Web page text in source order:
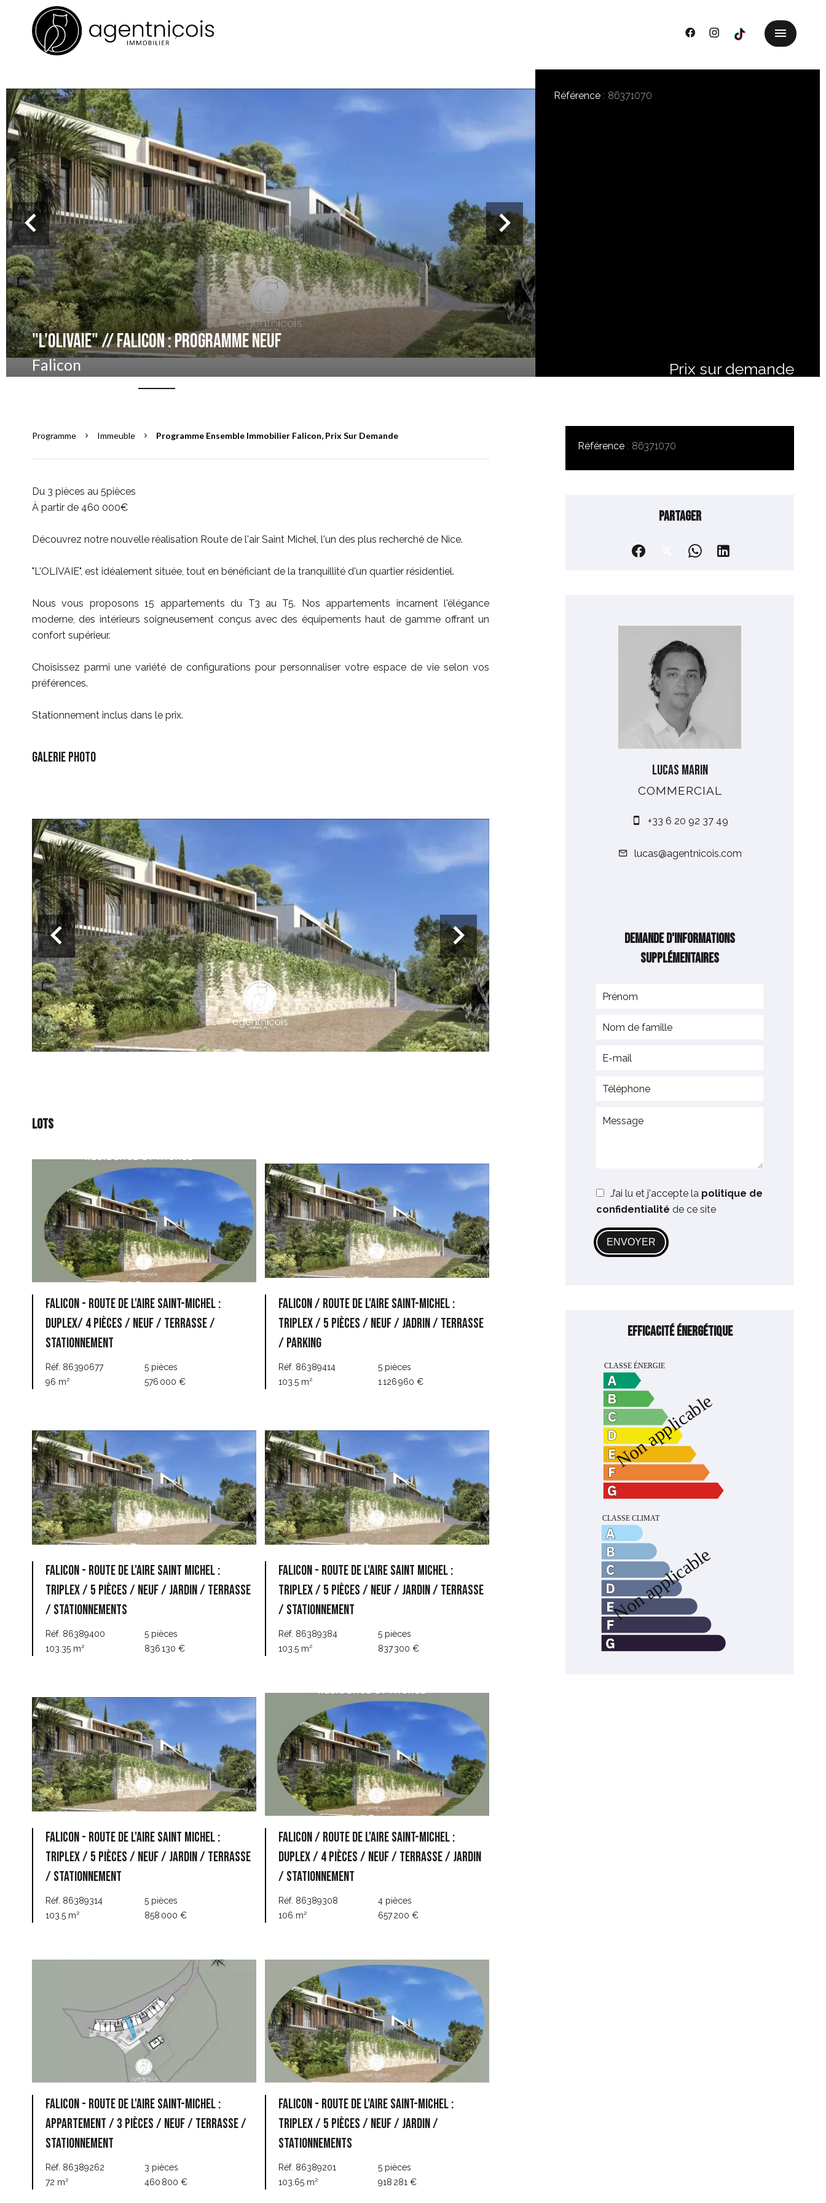
"L'OLIVAIE" // FALICON : PROGRAMME NEUF
Falicon Prix sur demande
Référence 86371070
Programme Immeuble Programme Ensemble Immobilier Falicon, Prix Sur Demande
Du 3 pièces au 5pièces
À partir de 460 000€
Découvrez notre nouvelle réalisation Route de l'air Saint Michel, l'un des plus recherché de Nice.
"L'OLIVAIE", est idéalement située, tout en bénéficiant de la tranquillité d'un quartier résidentiel.
Nous vous proposons 15 appartements du T3 au T5. Nos appartements incarnent l'élégance
moderne, des intérieurs soigneusement conçus avec des équipements haut de gamme offrant un
confort supérieur.
Choisissez parmi une variété de configurations pour personnaliser votre espace de vie selon vos
préférences.
Stationnement inclus dans le prix.
Galerie photo
Lots
Falicon - Route de l'Aire Saint-Michel :
Duplex/ 4 pièces / Neuf / Terrasse /
Stationnement
Réf. 86390677
5 pièces
96 m²
576 000 €
FALICON / ROUTE DE L'AIRE SAINT-MICHEL :
TRIPLEX / 5 PIÈCES / NEUF / JADRIN / TERRASSE
/ PARKING
Réf. 86389414
5 pièces
103.5 m²
1 126 960 €
FALICON - ROUTE DE L'AIRE SAINT MICHEL :
TRIPLEX / 5 PIÈCES / NEUF / JARDIN / TERRASSE
/ STATIONNEMENTS
Réf. 86389400
5 pièces
103.35 m²
836 130 €
FALICON - ROUTE DE L'AIRE SAINT MICHEL :
TRIPLEX / 5 PIÈCES / NEUF / JARDIN / TERRASSE
/ STATIONNEMENT
Réf. 86389384
5 pièces
103.5 m²
837 300 €
FALICON - ROUTE DE L'AIRE SAINT MICHEL :
TRIPLEX / 5 PIÈCES / NEUF / JARDIN / TERRASSE
/ STATIONNEMENT
Réf. 86389314
5 pièces
103.5 m²
858 000 €
FALICON / ROUTE DE L'AIRE SAINT-MICHEL :
DUPLEX / 4 PIÈCES / NEUF / TERRASSE / JARDIN
/ STATIONNEMENT
Réf. 86389308
4 pièces
106 m²
657 200 €
Falicon - Route de l'Aire Saint-Michel :
Appartement / 3 Pièces / Neuf / Terrasse /
Stationnement
Réf. 86389262
3 pièces
72 m²
460 800 €
Falicon - Route de l'Aire Saint-Michel :
Triplex / 5 Pièces / Neuf / Jardin /
Stationnements
Réf. 86389201
5 pièces
103.65 m²
918 281 €
Référence 86371070
Partager
Lucas MARIN
COMMERCIAL
+33 6 20 92 37 49
lucas@agentnicois.com
Demande d'informations
supplémentaires
J’ai lu et j'accepte la politique de
confidentialité de ce site
ENVOYER
Efficacité énergétique